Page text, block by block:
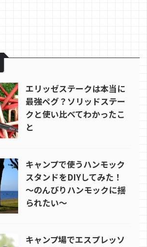
エリッゼステークは本当に
最強ペグ？ソリッドステー
クと使い比べてわかったこ
と
キャンプで使うハンモック
スタンドをDIYしてみた！
～のんびりハンモックに揺
られたい～
キャンプ場でエスプレッソ